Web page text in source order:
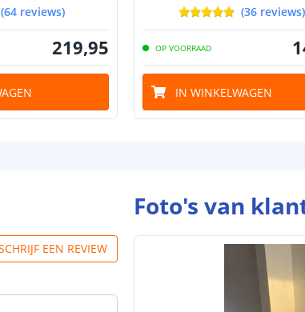
(64 reviews)
219,95
(36 reviews)
OP VOORRAAD
IN WINKELWAGEN
EEN REVIEW
Foto's van